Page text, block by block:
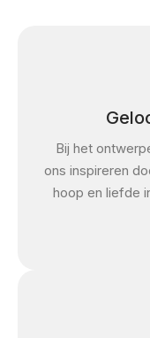
Bij het
ons inspireren
hoop en liefde